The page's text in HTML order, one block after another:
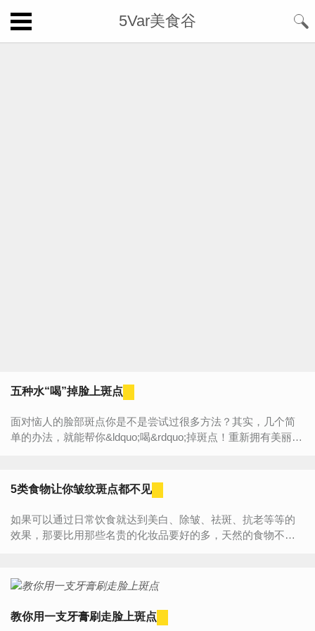
5Var美食谷
五种水“喝”掉脸上斑点
面对恼人的脸部斑点你是不是尝试过很多方法？其实，几个简
单的办法，就能帮你&ldquo;喝&rdquo;掉斑点！重新拥有美丽的
5类食物让你皱纹斑点都不见
如果可以通过日常饮食就达到美白、除皱、祛斑、抗老等等的
效果，那要比用那些名贵的化妆品要好的多，天然的食物不仅
教你用一支牙膏刷走脸上斑点